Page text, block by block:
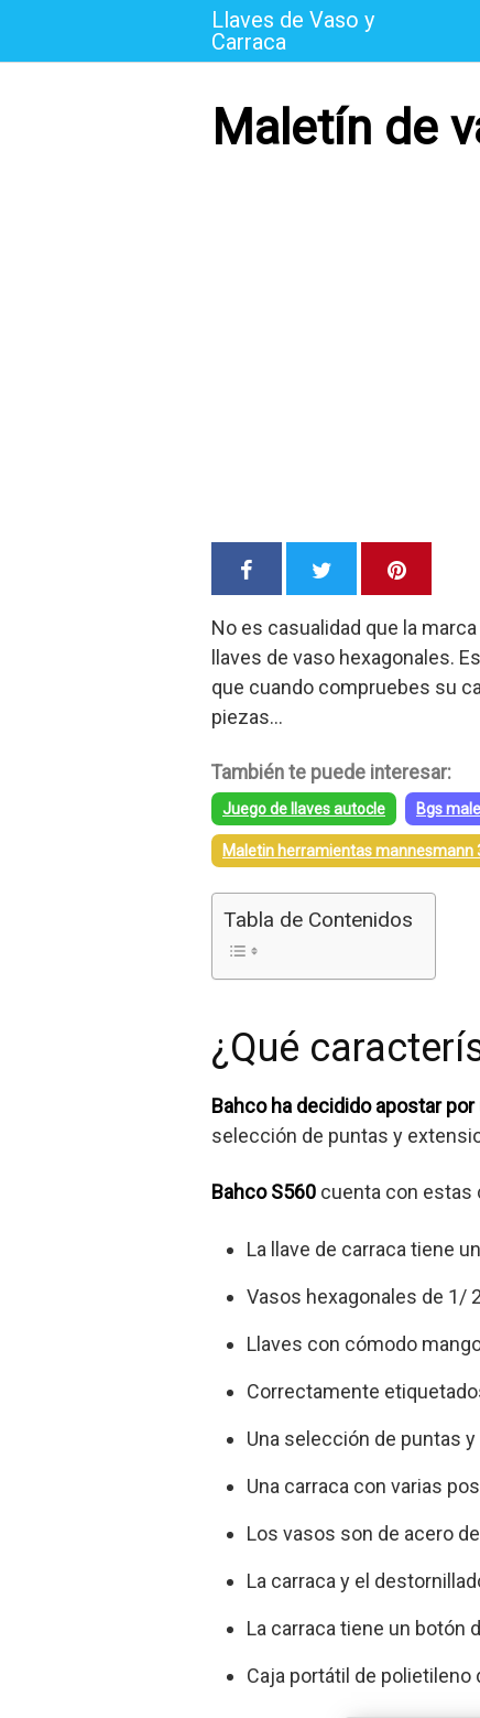
contenido
Llaves de Vaso y
Carraca
Maletín de
No es casualidad que la marca
llaves de vaso hexagonales.
que cuando compruebes su
piezas…
También te puede interesar:
Juego de llaves autocle Bgs
Maletin herramientas mannesmann
Tabla de Contenidos
¿Qué
Bahco ha decidido apostar
selección de puntas y
Bahco S560 cuenta con estas
La llave de carraca tiene
Vasos hexagonales de 1/
Llaves con cómodo
Correctamente
Una selección de puntas
Una carraca con varias
Los vasos son de acero
La carraca y el
La carraca tiene un botón
Caja portátil de